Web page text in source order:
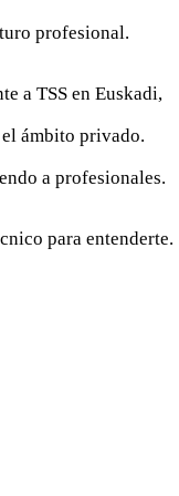
profesional.
a TSS en Euskadi,
ámbito privado.
a profesionales.
para entenderte.